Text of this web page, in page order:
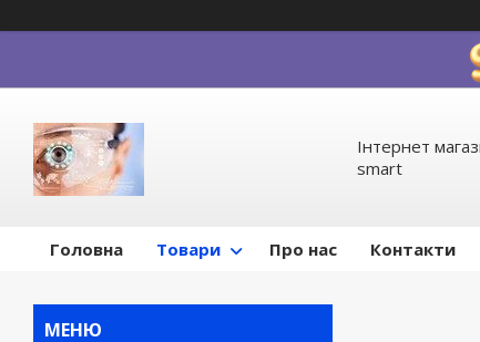
Інтернет
smart
Головна Товари Про нас Контакти